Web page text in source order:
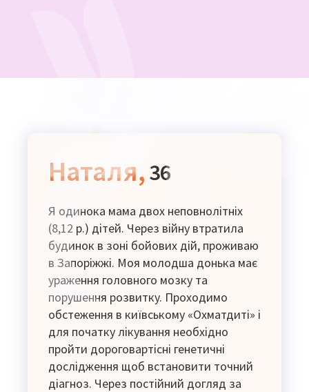
Наталя, 36
Я одинока мама двох неповнолітніх
(8,12 р.) дітей. Через війну втратила
будинок в зоні бойових дій, проживаю
в Запоріжжі. Моя молодша донька має
ураження головного мозку та
порушення розвитку. Проходимо
обстеження в київському «Охматдиті» і
для початку лікування необхідно
пройти дороговартісні генетичні
дослідження щоб встановити точний
діагноз. Через постійний догляд за